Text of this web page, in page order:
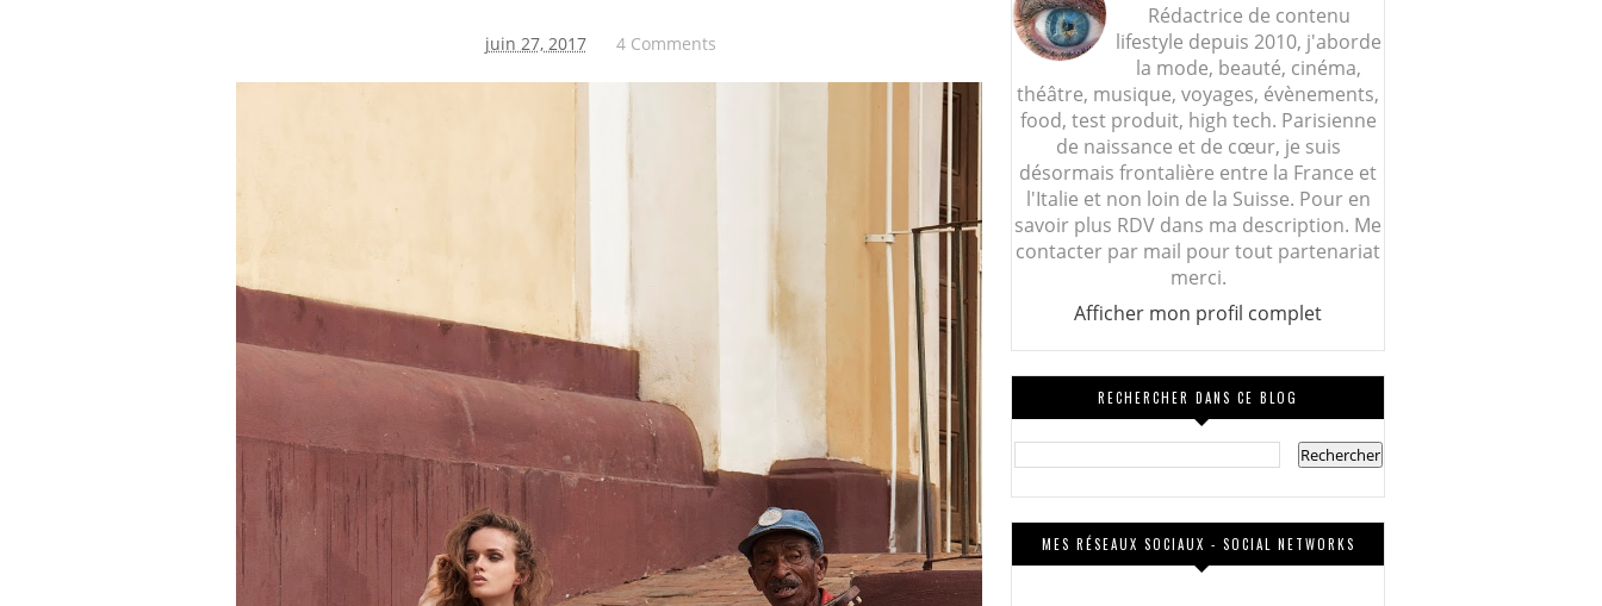
juin 27, 2017 4 Comments
Rédactrice de contenu
lifestyle depuis 2010, j'aborde
la mode, beauté, cinéma,
théâtre, musique, voyages, évènements,
food, test produit, high tech. Parisienne
de naissance et de cœur, je suis
désormais frontalière entre la France et
l'Italie et non loin de la Suisse. Pour en
savoir plus RDV dans ma description. Me
contacter par mail pour tout partenariat
merci.
Afficher mon profil complet
RECHERCHER DANS CE BLOG
MES RÉSEAUX SOCIAUX - SOCIAL NETWORKS